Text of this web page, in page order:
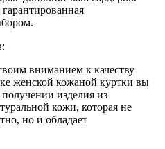
вниманием к качеству
женской кожаной куртки вы
изделия из
кожи, которая не
но и обладает